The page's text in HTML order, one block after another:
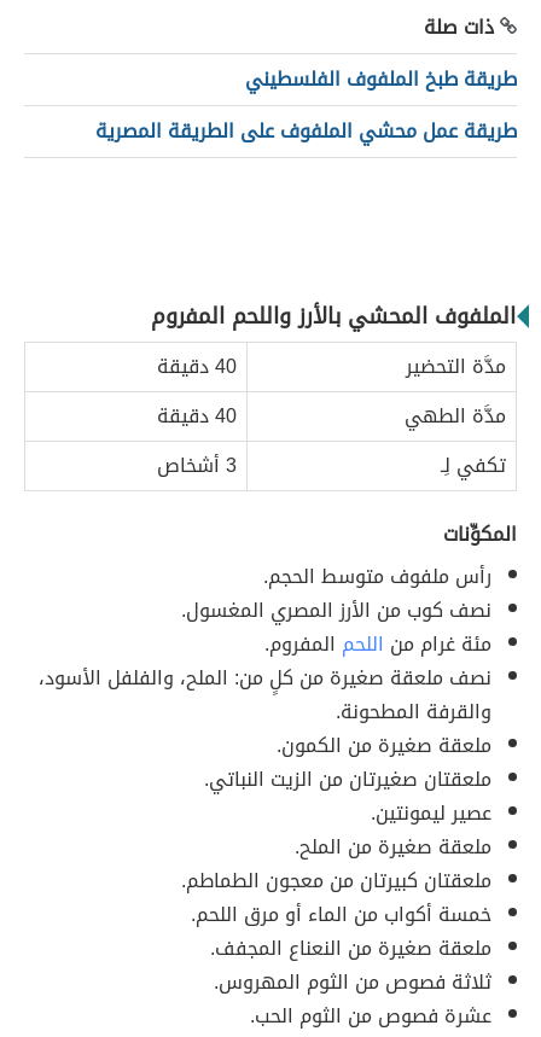
ذات صلة
طريقة طبخ الملفوف الفلسطيني
طريقة عمل محشي الملفوف على الطريقة المصرية
الملفوف المحشي بالأرز واللحم المفروم
مدَّة التحضير
40 دقيقة
مدَّة الطهي
40 دقيقة
تكفي لِـ
3 أشخاص
المكوِّنات
رأس ملفوف متوسط الحجم.
نصف كوب من الأرز المصري المغسول.
مئة غرام من اللحم المفروم.
نصف ملعقة صغيرة من كلٍ من: الملح، والفلفل الأسود،
والقرفة المطحونة.
ملعقة صغيرة من الكمون.
ملعقتان صغيرتان من الزيت النباتي.
عصير ليمونتين.
ملعقة صغيرة من الملح.
ملعقتان كبيرتان من معجون الطماطم.
خمسة أكواب من الماء أو مرق اللحم.
ملعقة صغيرة من النعناع المجفف.
ثلاثة فصوص من الثوم المهروس.
عشرة فصوص من الثوم الحب.